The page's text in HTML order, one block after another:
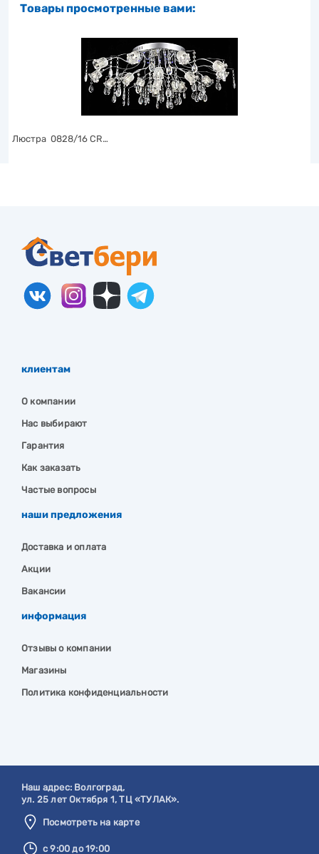
Товары просмотренные вами:
Люстра 0828/16 CR…
клиентам
О компании
Нас выбирают
Гарантия
Как заказать
Частые вопросы
наши предложения
Доставка и оплата
Акции
Вакансии
информация
Отзывы о компании
Магазины
Политика конфиденциальности
Наш адрес: Волгоград,
ул. 25 лет Октября 1, ТЦ «ТУЛАК».
Посмотреть на карте
с 9:00 до 19:00